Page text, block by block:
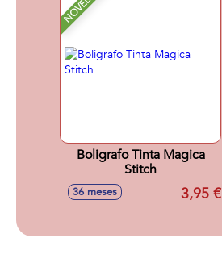
Boligrafo Tinta Magica
Stitch
36 meses 3,95 €